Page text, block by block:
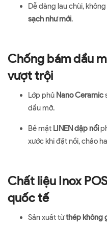
Dễ dàng lau chùi,
sạch như mới.
Chống bám dầu
vượt trội
Lớp phủ Nano Ceramic
dầu mỡ.
Bề mặt LINEN dập nổi
xước khi đặt nồi, chảo
Chất liệu Inox
quốc tế
Sản xuất từthép không